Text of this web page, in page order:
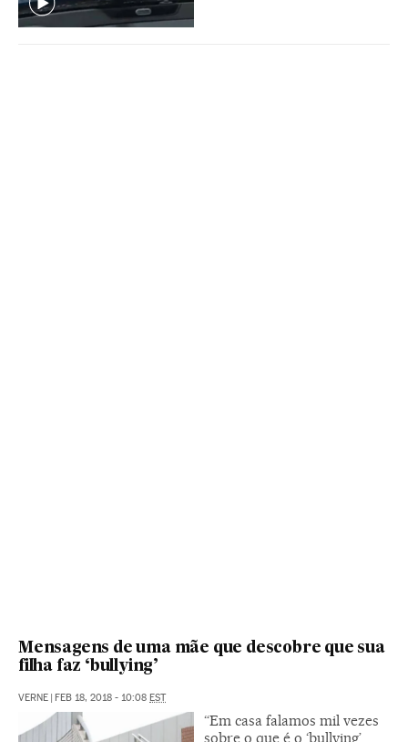
Mensagens de uma mãe que descobre que sua
filha faz ‘bullying’
VERNE | FEB 18, 2018 - 10:08 EST
“Em casa falamos mil vezes
sobre o que é o ‘bullying’,